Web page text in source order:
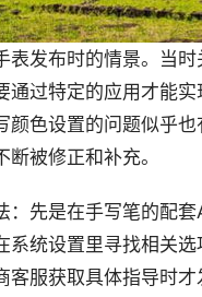
表发布时的情景。当
通过特定的应用才能
颜色设置的问题似乎
被修正和补充。
：先是在手写笔的配
系统设置里寻找相关
客服获取具体指导时